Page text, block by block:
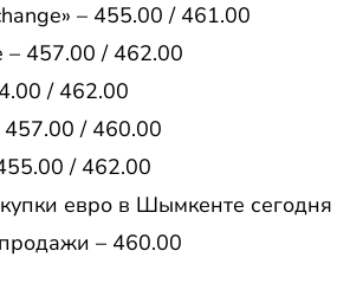
– 455.00 / 461.00
– 457.00 / 462.00
/ 462.00
457.00 / 460.00
/ 462.00
евро в Шымкенте сегодня
– 460.00